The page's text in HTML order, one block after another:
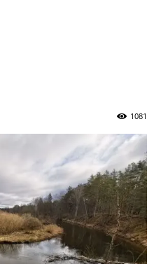
1081